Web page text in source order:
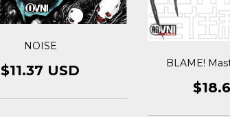
NOISE
$11.37 USD BLAME!